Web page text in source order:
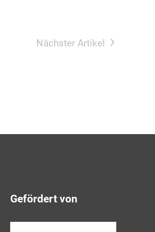
Nächster Artikel
Gefördert von